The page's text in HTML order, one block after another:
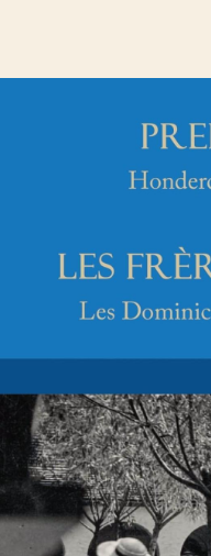
un siècle de présence à
in de kerk van Knokke of
de mondaine, Belgische
wit kerkje met een
gedurende het
bijdragen.
dit boek wordt niet alleen de
honderd jaar leven
een
een pater die senator was,
pensioen. Een kleurrijke
Marie Milh (1992) is
gaat hij er regelmatig